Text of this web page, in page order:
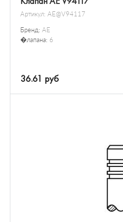
Артикул: AE@V94117
Бренд: AE
�лапана: 6
36.61 руб